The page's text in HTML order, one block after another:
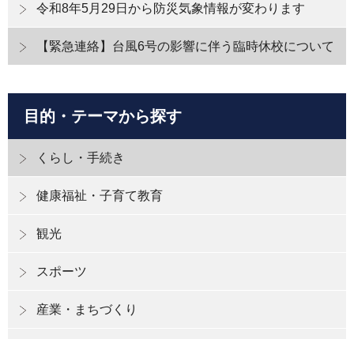
令和8年5月29日から防災気象情報が変わります
【緊急連絡】台風6号の影響に伴う臨時休校について
目的・テーマから探す
くらし・手続き
健康福祉・子育て教育
観光
スポーツ
産業・まちづくり